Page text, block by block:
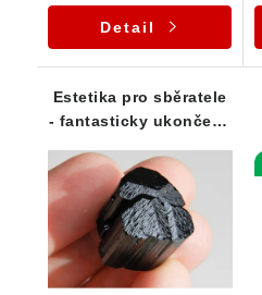
Detail
Estetika pro sběratele
- fantasticky ukončený
leskem